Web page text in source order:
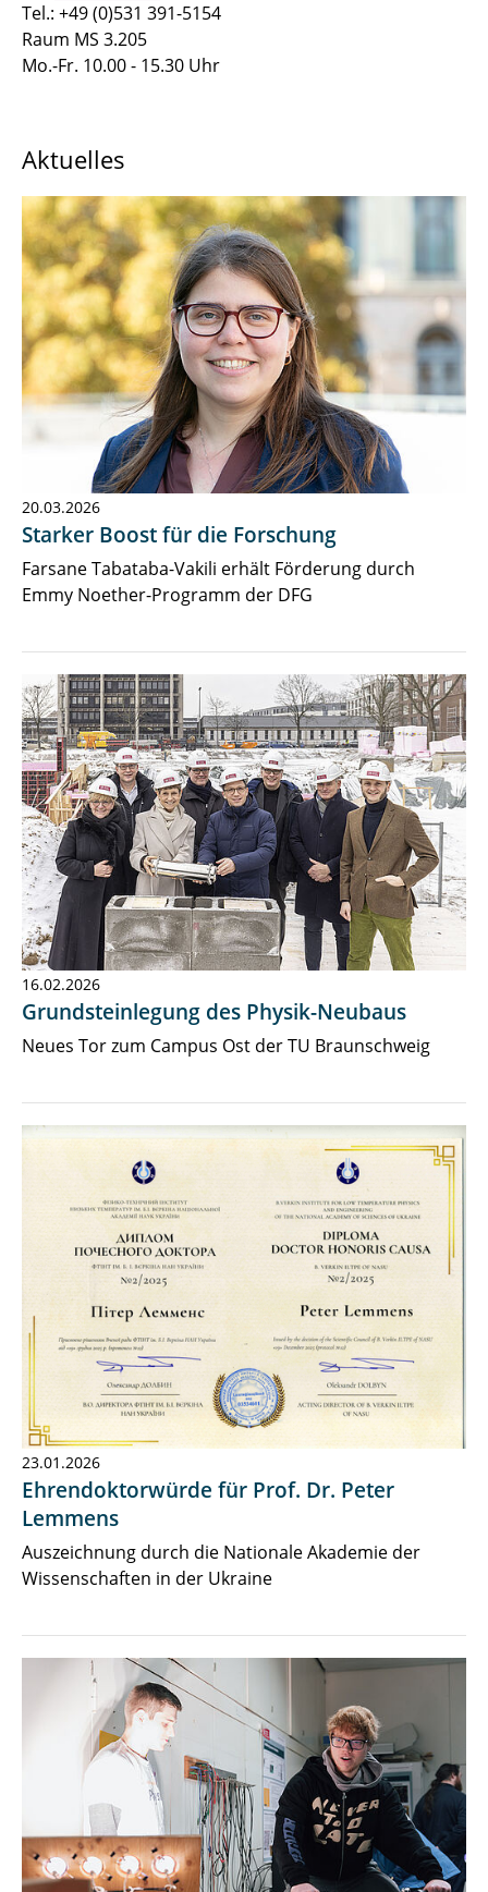
Tel.: +49 (0)531 391-5154
Raum MS 3.205
Mo.-Fr. 10.00 - 15.30 Uhr
Aktuelles
20.03.2026
Starker Boost für die Forschung
Farsane Tabataba-Vakili erhält Förderung durch
Emmy Noether-Programm der DFG
16.02.2026
Grundsteinlegung des Physik-Neubaus
Neues Tor zum Campus Ost der TU Braunschweig
23.01.2026
Ehrendoktorwürde für Prof. Dr. Peter
Lemmens
Auszeichnung durch die Nationale Akademie der
Wissenschaften in der Ukraine